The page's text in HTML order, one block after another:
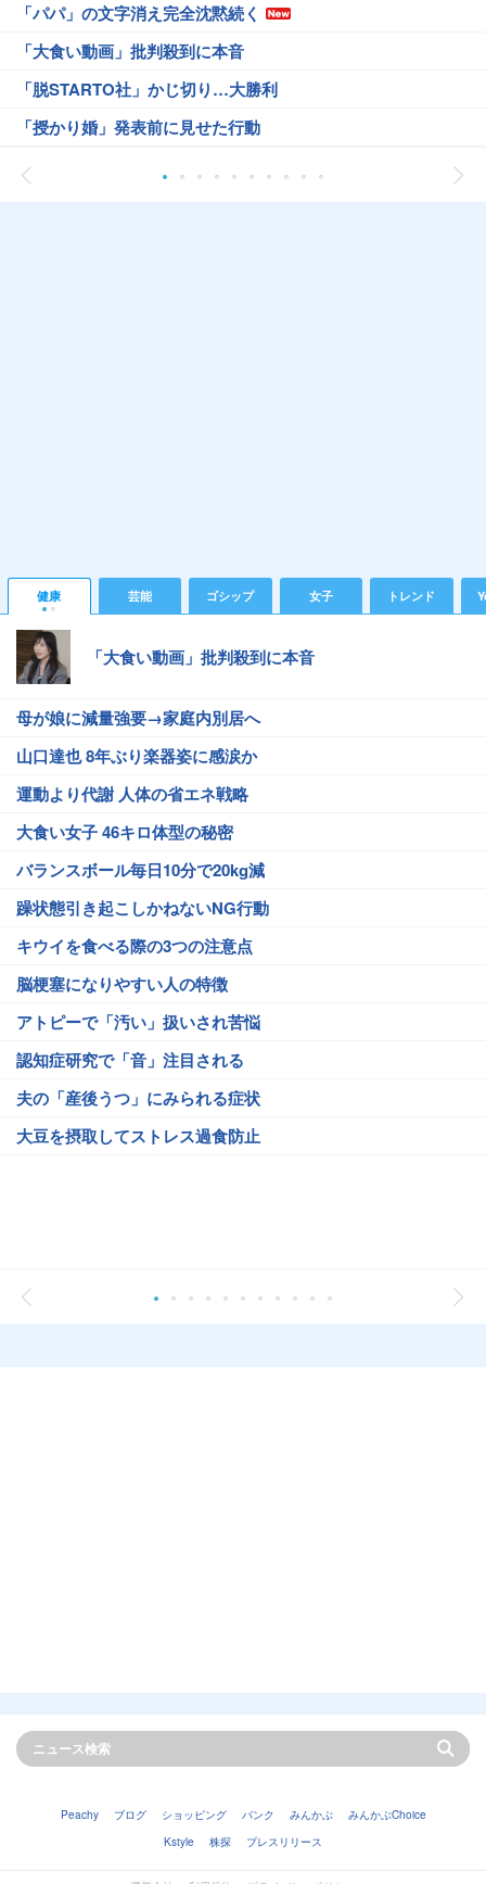
「パパ」の文字消え完全沈黙続く
「大食い動画」批判殺到に本音
「脱STARTO社」かじ切り…大勝利
「授かり婚」発表前に見せた行動
健康 芸能 ゴシップ 女子 トレンド
「大食い動画」批判殺到に本音
母が娘に減量強要→家庭内別居へ
山口達也 8年ぶり楽器姿に感涙か
運動より代謝 人体の省エネ戦略
大食い女子 46キロ体型の秘密
バランスボール毎日10分で20kg減
躁状態引き起こしかねないNG行動
キウイを食べる際の3つの注意点
脳梗塞になりやすい人の特徴
アトピーで「汚い」扱いされ苦悩
認知症研究で「音」注目される
夫の「産後うつ」にみられる症状
大豆を摂取してストレス過食防止
Peachy ブログ ショッピング バンク みんかぶ
みんかぶChoice
Kstyle
株探 プレスリリース